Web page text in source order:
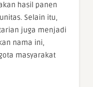
hasil panen
Selain itu,
juga menjadi
nama ini,
masyarakat